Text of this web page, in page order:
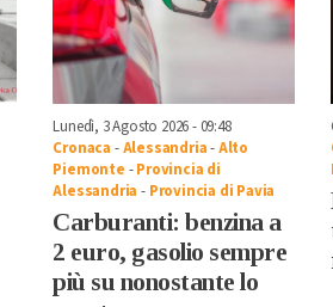
Lunedì, 3 Agosto 2026 - 09:48
Cronaca -Alessandria-Alto
Piemonte -Provincia di
Alessandria - Provincia di Pavia
Carburanti: benzina a
2 euro, gasolio sempre
più su nonostante lo